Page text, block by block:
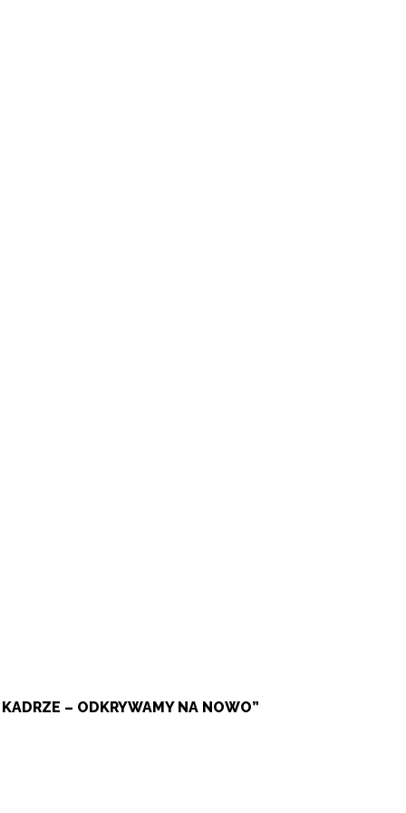
– ODKRYWAMY NA NOWO”